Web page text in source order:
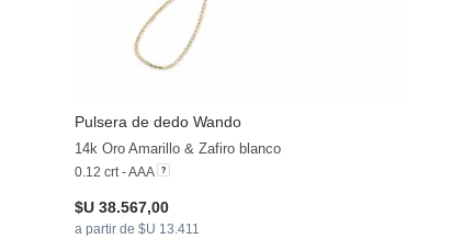
Pulsera de dedo Wando
14k Oro Amarillo & Zafiro blanco
0.12 crt - AAA
$U 38.567,00
a partir de $U 13.411